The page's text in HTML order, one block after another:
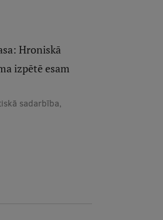
Hroniskā
izpētē esam
sadarbība,